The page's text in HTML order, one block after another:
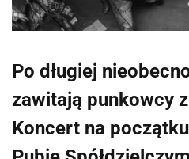
Po długiej
zawitają punkowcy
Koncert na